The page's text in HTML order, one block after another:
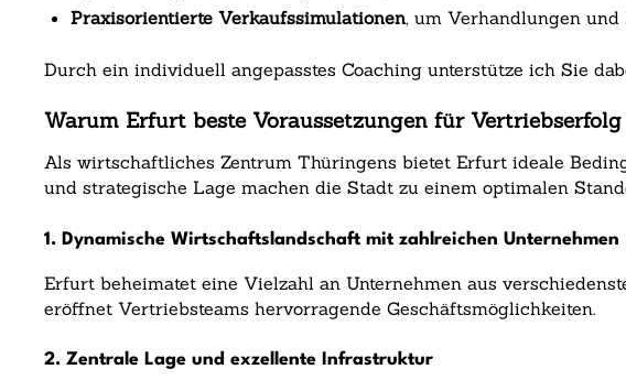
Praxisorientierte Verkaufssimulationen, um Verhandlungen
Durch ein individuell angepasstes Coaching unterstütze ich Sie
Warum Erfurt beste Voraussetzungen für
Als wirtschaftliches Zentrum Thüringens bietet Erfurt ideale
und strategische Lage machen die Stadt zu einem optimalen
1. Dynamische Wirtschaftslandschaft mit zahlreichen Unternehmen
Erfurt beheimatet eine Vielzahl an Unternehmen aus
eröffnet Vertriebsteams hervorragende Geschäftsmöglichkeiten.
2. Zentrale Lage und exzellente Infrastruktur